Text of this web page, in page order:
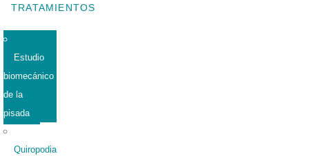
TRATAMIENTOS
Estudio
biomecánico
de la
pisada
Quiropodia